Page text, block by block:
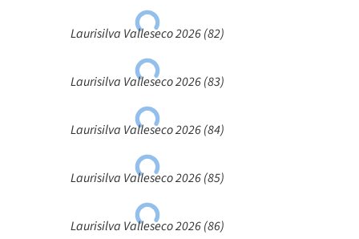
Laurisilva Valleseco 2026 (82)
Laurisilva Valleseco 2026 (83)
Laurisilva Valleseco 2026 (84)
Laurisilva Valleseco 2026 (85)
Laurisilva Valleseco 2026 (86)